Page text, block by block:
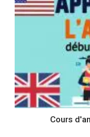
Cours